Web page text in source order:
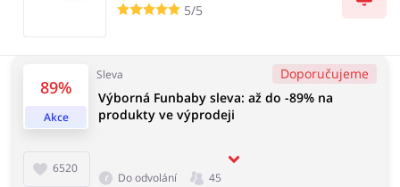
Kancelářské potřeby
Šperky a hodinky Registrovat
5/5
89%
Akce
Sleva Doporučujeme
6520
Výborná Funbaby sleva: až do -89% na
produkty ve výprodeji
Do odvolání 45